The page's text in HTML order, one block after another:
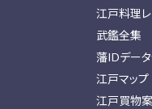
江戸料理レ
武鑑全集
藩IDデータ
江戸マップ
江戸買物